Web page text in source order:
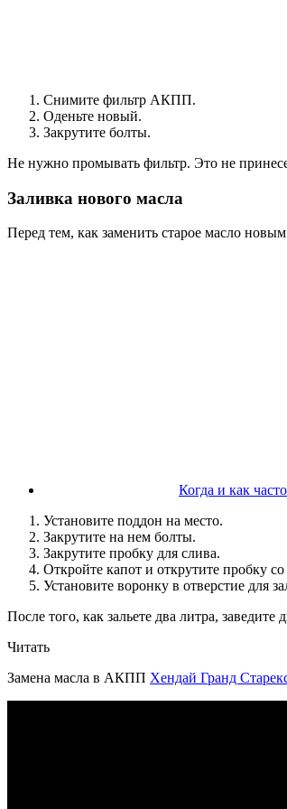
Снимите фильтр АКПП.
Оденьте новый.
Закрутите болты.
Не нужно промывать фильтр. Это не
Заливка нового масла
Перед тем, как заменить старое масло
Когда и как
Установите поддон на место.
Закрутите на нем болты.
Закрутите пробку для слива.
Откройте капот и открутите пробку
Установите воронку в отверстие для
После того, как зальете два литра,
Читать
Замена масла в АКПП Хендай Гранд